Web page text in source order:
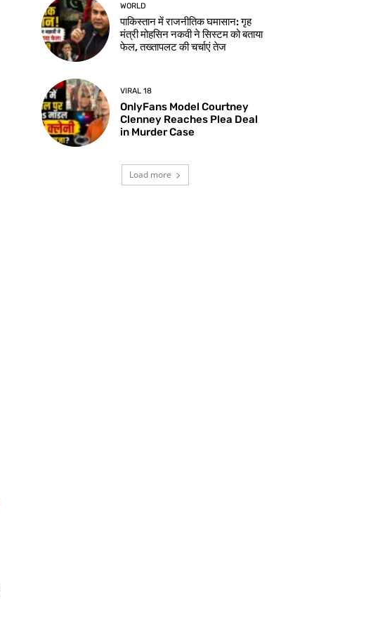
WORLD
पाकिस्तान में राजनीतिक घमासान: गृह
मंत्री मोहसिन नकवी ने सिस्टम को बताया
फेल, तख्तापलट की चर्चाएं तेज
VIRAL 18
OnlyFans Model Courtney
Clenney Reaches Plea Deal
in Murder Case
Load more